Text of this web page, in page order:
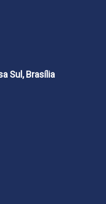
Sul, Brasília